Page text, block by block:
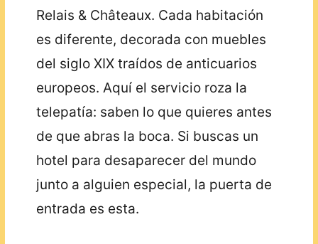
Relais & Châteaux. Cada habitación
es diferente, decorada con muebles
del siglo XIX traídos de anticuarios
europeos. Aquí el servicio roza la
telepatía: saben lo que quieres antes
de que abras la boca. Si buscas un
hotel para desaparecer del mundo
junto a alguien especial, la puerta de
entrada es esta.